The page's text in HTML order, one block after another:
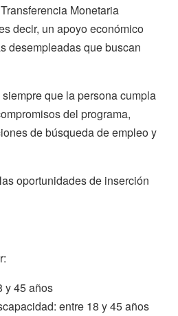
Monetaria
decir, un apoyo económico
desempleadas que buscan
que la persona cumpla
del programa,
de búsqueda de empleo y
oportunidades de inserción
y 45 años
entre 18 y 45 años